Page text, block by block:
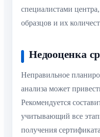
специалистами
образцов и их
Недооценка
Неправильное
анализа может
Рекомендуется
учитывающий все
получения